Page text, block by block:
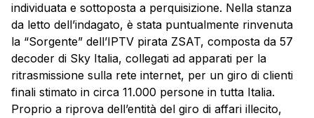
individuata e sottoposta a perquisizione. Nella stanza
da letto dell’indagato, è stata puntualmente rinvenuta
la “Sorgente” dell’IPTV pirata ZSAT, composta da 57
decoder di Sky Italia, collegati ad apparati per la
ritrasmissione sulla rete internet, per un giro di clienti
finali stimato in circa 11.000 persone in tutta Italia.
Proprio a riprova dell’entità del giro di affari illecito,